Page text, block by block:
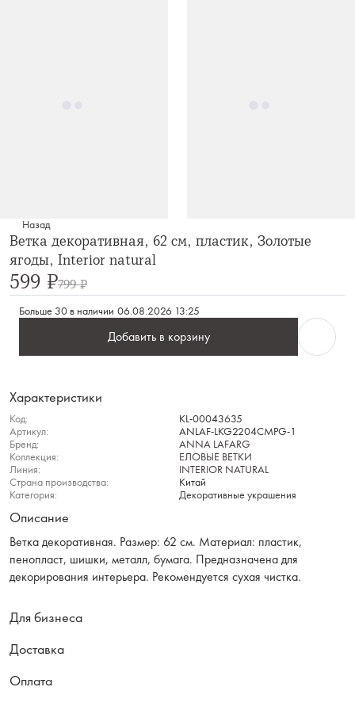
Назад
Ветка декоративная, 62 см, пластик, Золотые
ягоды, Interior natural
599 ₽799 ₽
Больше 30 в наличии 06.08.2026 13:25
Добавить в корзину
Характеристики
Код:
KL-00043635
Артикул:
ANLAF-LKG2204CMPG-1
Бренд:
ANNA LAFARG
Коллекция:
ЕЛОВЫЕ ВЕТКИ
Линия:
INTERIOR NATURAL
Страна производства:
Китай
Категория:
Декоративные украшения
Описание
Ветка декоративная. Размер: 62 см. Материал: пластик,
пенопласт, шишки, металл, бумага. Предназначена для
декорирования интерьера. Рекомендуется сухая чистка.
Для бизнеса
Доставка
Оплата